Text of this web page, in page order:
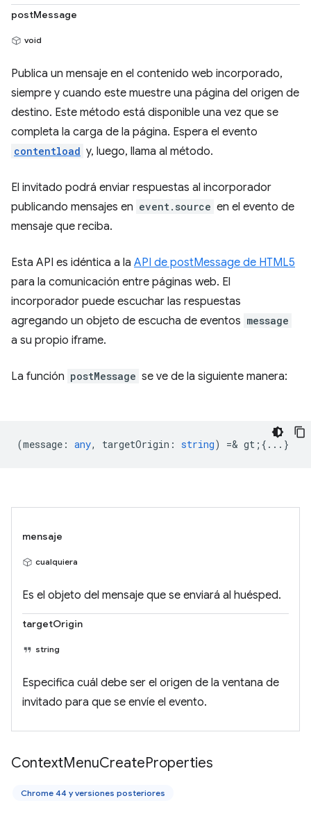
postMessage
void
Publica un mensaje en el contenido web incorporado,
siempre y cuando este muestre una página del origen de
destino. Este método está disponible una vez que se
completa la carga de la página. Espera el evento
contentload y, luego, llama al método.
El invitado podrá enviar respuestas al incorporador
publicando mensajes en event.source en el evento de
mensaje que reciba.
Esta API es idéntica a la API de postMessage de HTML5
para la comunicación entre páginas web. El
incorporador puede escuchar las respuestas
agregando un objeto de escucha de eventos message
a su propio iframe.
La función postMessage se ve de la siguiente manera:
(message : any, targetOrigin : string) =& gt;{...}
mensaje
cualquiera
Es el objeto del mensaje que se enviará al huésped.
targetOrigin
string
Especifica cuál debe ser el origen de la ventana de
invitado para que se envíe el evento.
ContextMenuCreateProperties
Chrome 44 y versiones posteriores